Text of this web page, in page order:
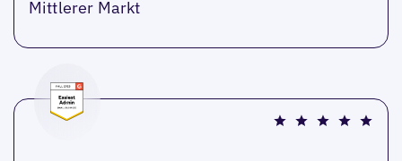
Mittlerer Markt